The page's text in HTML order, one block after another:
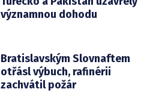
významnou dohodu
Bratislavským Slovnaftem
otřásl výbuch, rafinérii
zachvátil požár